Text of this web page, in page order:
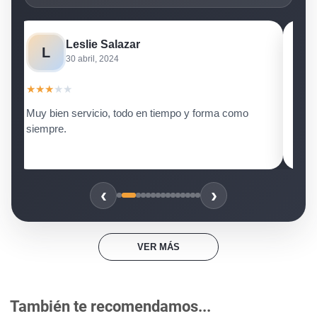
y forma como
ya tengo mi nokia, liberado, muchas
‹ ›
VER MÁS
También te recomendamos...